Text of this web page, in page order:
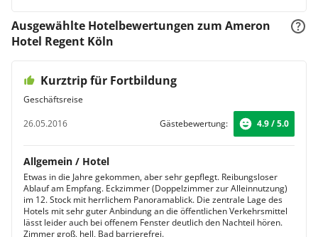
Ausgewählte Hotelbewertungen zum Ameron
Hotel Regent Köln
Kurztrip für Fortbildung
Geschäftsreise
26.05.2016
Gästebewertung: 4.9 / 5.0
Allgemein / Hotel
Etwas in die Jahre gekommen, aber sehr gepflegt. Reibungsloser
Ablauf am Empfang. Eckzimmer (Doppelzimmer zur Alleinnutzung)
im 12. Stock mit herrlichem Panoramablick. Die zentrale Lage des
Hotels mit sehr guter Anbindung an die öffentlichen Verkehrsmittel
lässt leider auch bei offenem Fenster deutlich den Nachteil hören.
Zimmer groß, hell, Bad barrierefrei.